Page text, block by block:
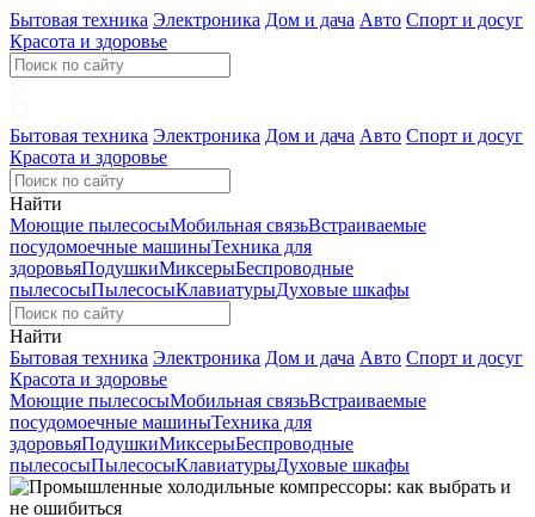
Бытовая техника Электроника Дом и дача Авто Спорт и досуг
Красота и здоровье
Бытовая техника Электроника Дом и дача Авто Спорт и досуг
Красота и здоровье
Найти
Моющие пылесосыМобильная связьВстраиваемые
посудомоечные машиныТехника для
здоровьяПодушкиМиксерыБеспроводные
пылесосыПылесосыКлавиатурыДуховые шкафы
Найти
Бытовая техника Электроника Дом и дача Авто Спорт и досуг
Красота и здоровье
Моющие пылесосыМобильная связьВстраиваемые
посудомоечные машиныТехника для
здоровьяПодушкиМиксерыБеспроводные
пылесосыПылесосыКлавиатурыДуховые шкафы